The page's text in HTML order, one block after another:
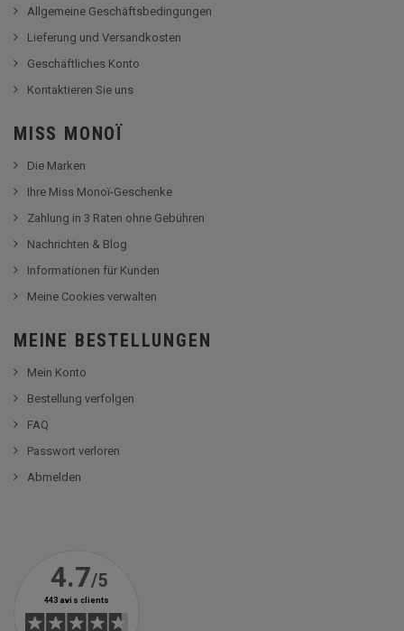
Allgemeine Geschäftsbedingungen
Lieferung und Versandkosten
Geschäftliches Konto
Kontaktieren Sie uns
MISS MONOÏ
Die Marken
Ihre Miss Monoï-Geschenke
Zahlung in 3 Raten ohne Gebühren
Nachrichten & Blog
Informationen für Kunden
Meine Cookies verwalten
MEINE BESTELLUNGEN
Mein Konto
Bestellung verfolgen
FAQ
Passwort verloren
Abmelden